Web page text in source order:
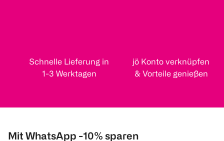
Schnelle Lieferung in
1-3 Werktagen
jö Konto verknüpfen
& Vorteile genießen
Mit WhatsApp -10% sparen